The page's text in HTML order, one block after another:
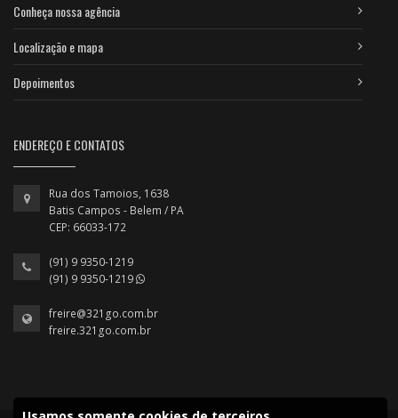
Conheça nossa agência
Localização e mapa
Depoimentos
ENDEREÇO E CONTATOS
Rua dos Tamoios, 1638
Batis Campos - Belem / PA
CEP: 66033-172
(91) 9 9350-1219
(91) 9 9350-1219
freire@321go.com.br
freire.321go.com.br